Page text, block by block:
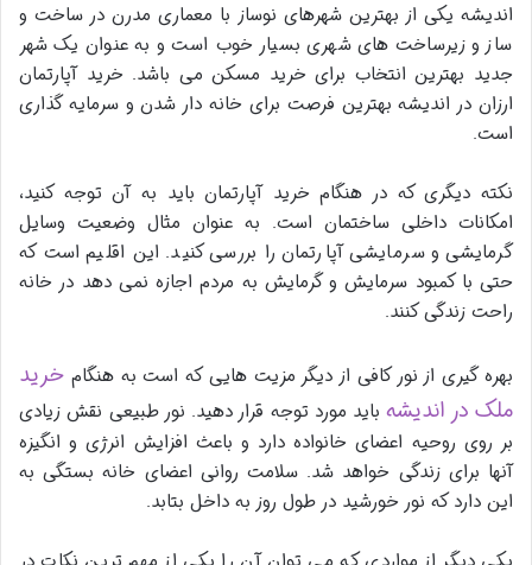
اندیشه یکی از بهترین شهرهای نوساز با معماری مدرن در ساخت و
ساز و زیرساخت های شهری بسیار خوب است و به عنوان یک شهر
جدید بهترین انتخاب برای خرید مسکن می باشد. خرید آپارتمان
ارزان در اندیشه بهترین فرصت برای خانه دار شدن و سرمایه گذاری
است.
نکته دیگری که در هنگام خرید آپارتمان باید به آن توجه کنید،
امکانات داخلی ساختمان است. به عنوان مثال وضعیت وسایل
گرمایشی و سرمایشی آپارتمان را بررسی کنید. این اقلیم است که
حتی با کمبود سرمایش و گرمایش به مردم اجازه نمی دهد در خانه
راحت زندگی کنند.
بهره گیری از نور کافی از دیگر مزیت هایی که است به هنگام خرید
ملک در اندیشهباید مورد توجه قرار دهید. نور طبیعی نقش زیادی
بر روی روحیه اعضای خانواده دارد و باعث افزایش انرژی و انگیزه
آنها برای زندگی خواهد شد. سلامت روانی اعضای خانه بستگی به
این دارد که نور خورشید در طول روز به داخل بتابد.